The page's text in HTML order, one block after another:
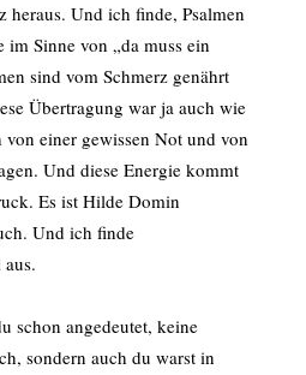
heraus. Und ich finde, Psalmen
Sinne von „da muss ein
sind vom Schmerz genährt
Übertragung war ja auch wie
einer gewissen Not und von
Und diese Energie kommt
Es ist Hilde Domin
Und ich finde
schon angedeutet, keine
sondern auch du warst in